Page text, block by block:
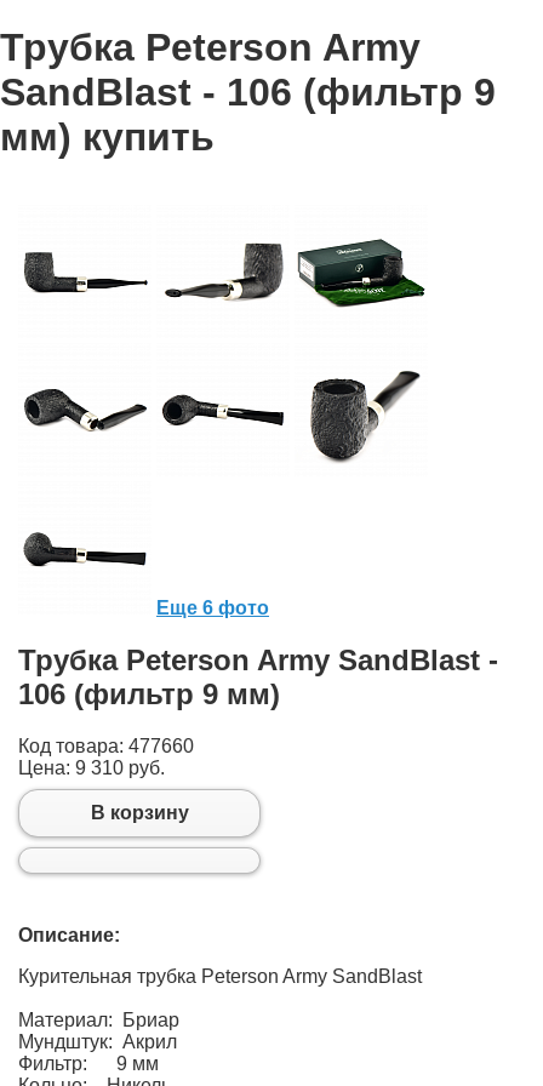
Трубка Peterson Army
SandBlast - 106 (фильтр 9
мм) купить
Еще 6 фото
Трубка Peterson Army SandBlast -
106 (фильтр 9 мм)
Код товара: 477660
Цена: 9 310 руб.
В корзину
Описание:
Курительная трубка Peterson Army SandBlast
Материал: Бриар
Мундштук: Акрил
Фильтр: 9 мм